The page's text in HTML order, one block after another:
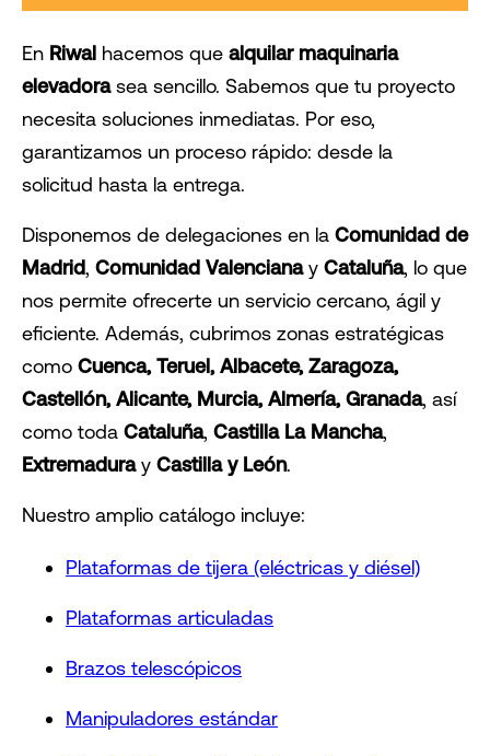
En Riwal hacemos que alquilar maquinaria
elevadorasea sencillo. Sabemos que tu proyecto
necesita soluciones inmediatas. Por eso,
garantizamos un proceso rápido: desde la
solicitud hasta la entrega.
Disponemos de delegaciones en la Comunidad de
Madrid, Comunidad Valencianay Cataluña, lo que
nos permite ofrecerte un servicio cercano, ágil y
eficiente. Además, cubrimos zonas estratégicas
como Cuenca, Teruel, Albacete, Zaragoza,
Castellón, Alicante, Murcia, Almería, Granada, así
como toda Cataluña, Castilla La Mancha,
Extremaduray Castilla y León.
Nuestro amplio catálogo incluye:
Plataformas de tijera (eléctricas y diésel)
Plataformas articuladas
Brazos telescópicos
Manipuladores estándar